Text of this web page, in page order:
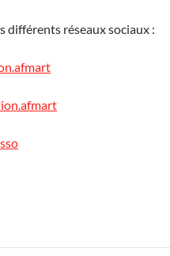
différents réseaux sociaux :